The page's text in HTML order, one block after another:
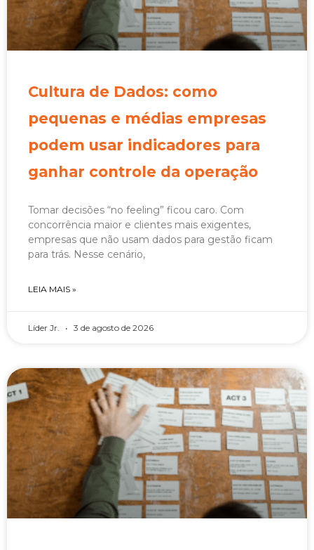
Cultura de Dados: como
pequenas e médias empresas
podem usar indicadores para
ganhar controle da operação
Tomar decisões “no feeling” ficou caro. Com
concorrência maior e clientes mais exigentes,
empresas que não usam dados para gestão ficam
para trás. Nesse cenário,
LEIA MAIS »
Líder Jr. 3 de agosto de 2026